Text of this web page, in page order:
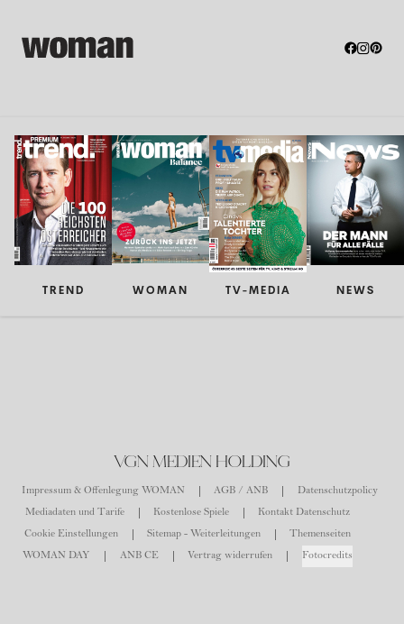
TREND WOMAN TV-MEDIA NEWS
VGN MEDIEN HOLDING
Impressum & Offenlegung WOMAN AGB / ANB
Datenschutzpolicy
Mediadaten und Tarife
Kostenlose Spiele
Kontakt Datenschutz
Cookie Einstellungen
Sitemap - Weiterleitungen
Themenseiten
WOMAN DAY
ANB CE Vertrag widerrufen Fotocredits